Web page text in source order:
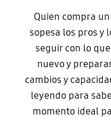
Quien compra
sopesa los pros y
seguir con lo
nuevo y
cambios y
leyendo para
momento ideal